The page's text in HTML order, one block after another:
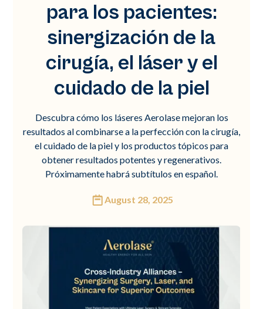
para los pacientes:
sinergización de la
cirugía, el láser y el
cuidado de la piel
Descubra cómo los láseres Aerolase mejoran los
resultados al combinarse a la perfección con la cirugía,
el cuidado de la piel y los productos tópicos para
obtener resultados potentes y regenerativos.
Próximamente habrá subtítulos en español.
August 28, 2025